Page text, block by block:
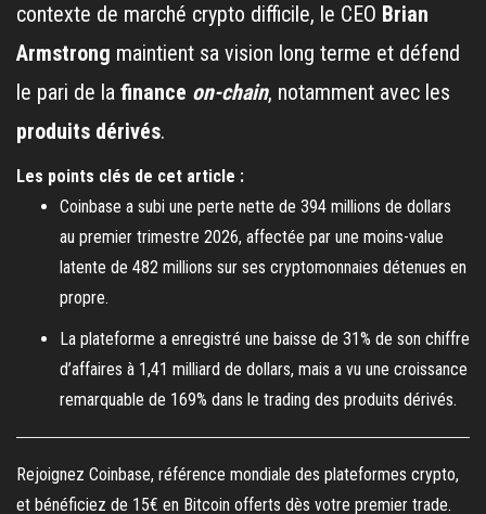
contexte de marché crypto difficile, le CEO Brian
Armstrong maintient sa vision long terme et défend
le pari de la finance on-chain, notamment avec les
produits dérivés.
Les points clés de cet article :
Coinbase a subi une perte nette de 394 millions de dollars
au premier trimestre 2026, affectée par une moins-value
latente de 482 millions sur ses cryptomonnaies détenues en
propre.
La plateforme a enregistré une baisse de 31% de son chiffre
d’affaires à 1,41 milliard de dollars, mais a vu une croissance
remarquable de 169% dans le trading des produits dérivés.
Rejoignez Coinbase, référence mondiale des plateformes crypto,
et bénéficiez de 15€ en Bitcoin offerts dès votre premier trade.